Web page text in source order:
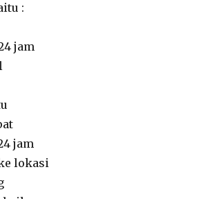
:
jam
jam
lokasi